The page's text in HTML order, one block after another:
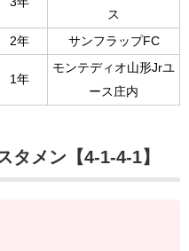
ス
2年 サンフラップFC
1年
モンテディオ山形Jrユ
ース庄内
タメン【4-1-4-1】